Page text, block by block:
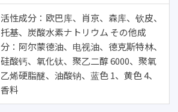
活性成分：欧巴库、肖京、森库、钦皮、
托基、 炭酸水素ナトリウム その他成
分：阿尔蒙德油、电视油、德克斯特林、
硅酸钙、氧化钛、聚乙二醇 6000、聚氧
乙烯硬脂醚、油酸钠、蓝色 1、黄色 4、
香料